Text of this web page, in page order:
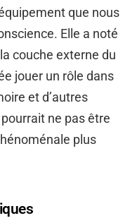
que nous
Elle a noté
couche externe du
jouer un rôle dans
et d’autres
ne pas être
plus